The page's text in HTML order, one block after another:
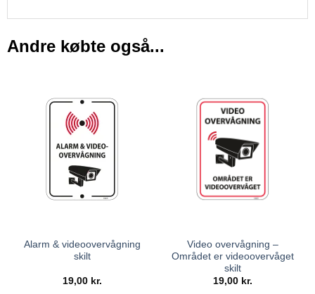
Andre købte også...
Alarm & videoovervågning
skilt
19,00 kr.
Video overvågning –
Området er videoovervåget
skilt
19,00 kr.